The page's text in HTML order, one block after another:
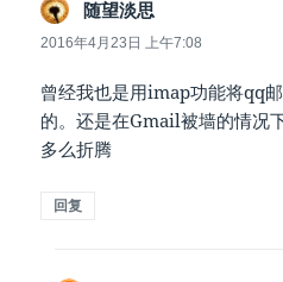
随望淡思
道：
2016年4月23日 上午7:08
曾经我也是用imap功能将qq
的。还是在Gmail被墙的情况
多么折腾
回复